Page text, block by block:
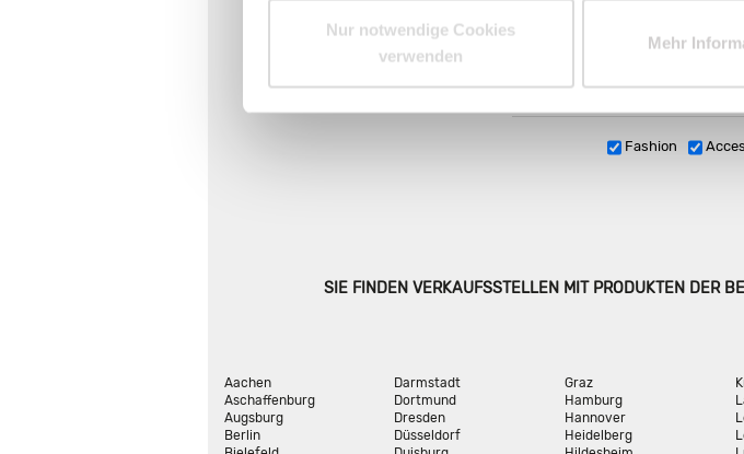
Nur notwendige Cookies
verwenden
Mehr
Fashion
SIE FINDEN VERKAUFSSTELLEN MIT PRODUKTEN DER
Aachen
Aschaffenburg
Augsburg
Berlin
Darmstadt
Dortmund
Dresden
Düsseldorf
Graz
Hamburg
Hannover
Heidelberg